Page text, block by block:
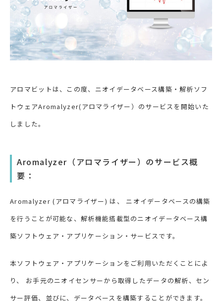
アロマビットは、この度、ニオイデータベース構築・解析ソフ
トウェアAromalyzer(アロマライザー）のサービスを開始いた
しました。
Aromalyzer（アロマライザー）のサービス概
要：
Aromalyzer (アロマライザー) は、 ニオイデータベースの構築
を行うことが可能な、解析機能搭載型のニオイデータベース構
築ソフトウェア・アプリケーション・サービスです。
本ソフトウェア・アプリケーションをご利用いただくことによ
り、 お手元のニオイセンサーから取得したデータの解析、セン
サー評価、並びに、データベースを構築することができます。